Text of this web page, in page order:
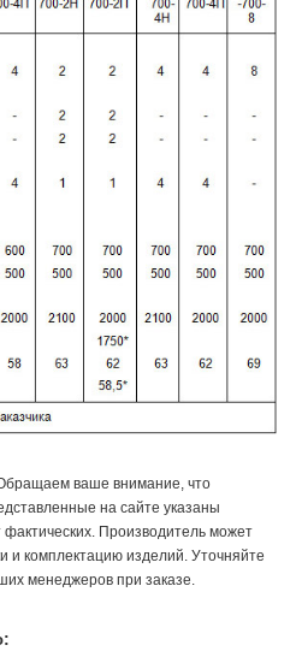
ваше внимание, что
на сайте указаны
фактических. Производитель может
и комплектацию изделий. Уточняйте
менеджеров при заказе.